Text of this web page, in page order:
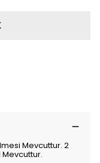
Mevcuttur. 2